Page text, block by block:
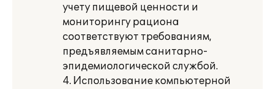
учету пищевой ценности и
мониторингу рациона
соответствуют требованиям,
предъявляемым санитарно-
эпидемиологической службой.
4. Использование компьютерной